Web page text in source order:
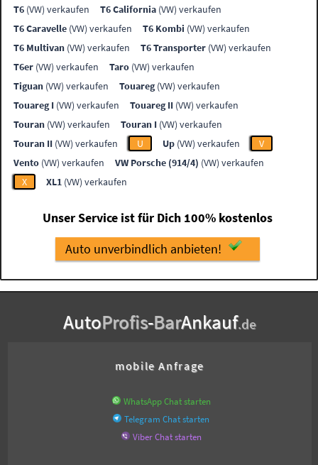
T6 (VW) verkaufen T6 California (VW) verkaufen
T6 Caravelle (VW) verkaufen T6 Kombi (VW) verkaufen
T6 Multivan (VW) verkaufen T6 Transporter (VW) verkaufen
T6er (VW) verkaufen Taro (VW) verkaufen
Tiguan (VW) verkaufen Touareg(VW) verkaufen
Touareg I (VW) verkaufen Touareg II (VW) verkaufen
Touran (VW) verkaufen Touran I (VW) verkaufen
Touran II (VW) verkaufen U Up (VW) verkaufen
V
Vento (VW) verkaufen VW Porsche (914/4) (VW) verkaufen
X
XL1 (VW) verkaufen
Unser Service ist für Dich 100% kostenlos
Auto unverbindlich anbieten!
AutoProfis-BarAnkauf.de
mobile Anfrage
WhatsApp Chat starten
Telegram Chat starten
Viber Chat starten